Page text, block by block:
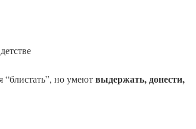
но умеютвыдержать, донести,